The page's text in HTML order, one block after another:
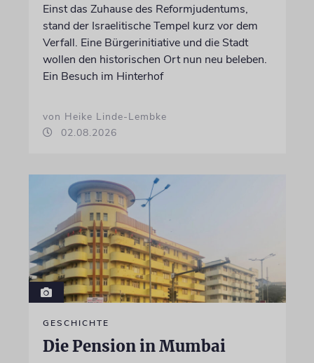
Einst das Zuhause des Reformjudentums,
stand der Israelitische Tempel kurz vor dem
Verfall. Eine Bürgerinitiative und die Stadt
wollen den historischen Ort nun neu beleben.
Ein Besuch im Hinterhof
von Heike Linde-Lembke
02.08.2026
GESCHICHTE
Die Pension in Mumbai